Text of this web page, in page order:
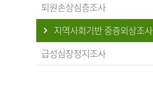
퇴원손상심층조사
지역사회기반 중증외상조사
급성심장정지조사